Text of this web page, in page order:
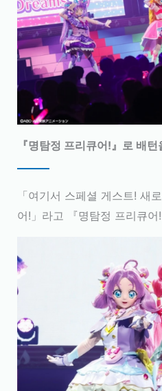
『명탐정 프리큐어!』로 배
「여기서 스페셜 게스트! 새
어!」라고 『명탐정 프리큐